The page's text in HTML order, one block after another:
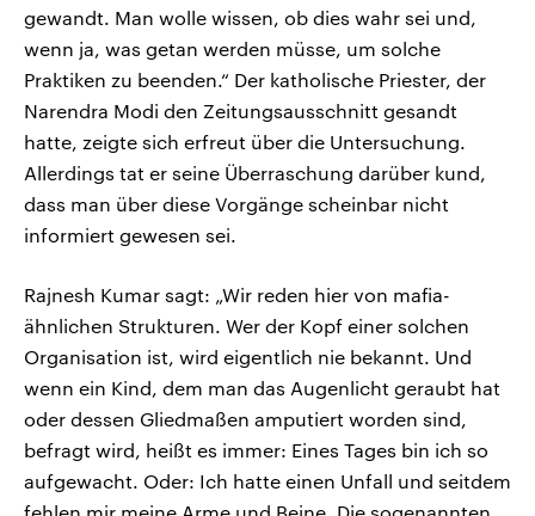
gewandt. Man wolle wissen, ob dies wahr sei und,
wenn ja, was getan werden müsse, um solche
Praktiken zu beenden.“ Der katholische Priester, der
Narendra Modi den Zeitungsausschnitt gesandt
hatte, zeigte sich erfreut über die Untersuchung.
Allerdings tat er seine Überraschung darüber kund,
dass man über diese Vorgänge scheinbar nicht
informiert gewesen sei.
Rajnesh Kumar sagt: „Wir reden hier von mafia-
ähnlichen Strukturen. Wer der Kopf einer solchen
Organisation ist, wird eigentlich nie bekannt. Und
wenn ein Kind, dem man das Augenlicht geraubt hat
oder dessen Gliedmaßen amputiert worden sind,
befragt wird, heißt es immer: Eines Tages bin ich so
aufgewacht. Oder: Ich hatte einen Unfall und seitdem